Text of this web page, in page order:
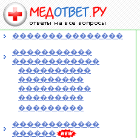
������� ��������
�����������
������������
����������
���������
����������
���������
���������
������������
������